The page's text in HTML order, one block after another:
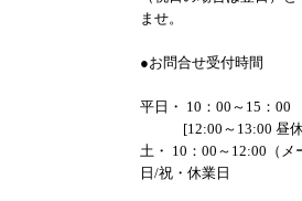
ませ。
●お問合せ受付時間
平日・ 10：00～15：00
[12:00～13:00 昼休
土・ 10：00～12:00（メ
日/祝・休業日